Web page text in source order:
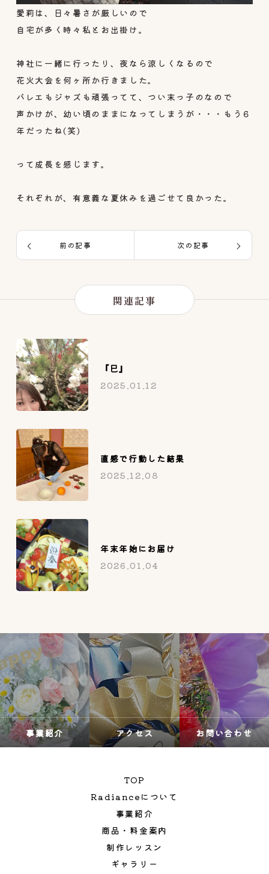
愛莉は、日々暑さが厳しいので
自宅が多く時々私とお出掛け。
神社に一緒に行ったり、夜なら涼しくなるので
花火大会を何ヶ所か行きました。
バレエもジャズも頑張ってて、つい末っ子のなので
声かけが、幼い頃のままになってしまうが・・・もう６
年だったね(笑)
って成長を感じます。
それぞれが、有意義な夏休みを過ごせて良かった。
前の記事 次の記事
関連記事
『巳』
2025.01.12
直感で行動した結果
2025.12.08
年末年始にお届け
2026.01.04
事業紹介 アクセス お問い合わせ
TOP
Radianceについて
事業紹介
商品・料金案内
制作レッスン
ギャラリー